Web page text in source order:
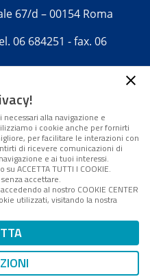
67/d – 00154 Roma
06 684251 - fax. 06
telematica iscritta
del Tribunale di Roma -
- Direttore resp. Michela
a Direzione e
S.p.A. - FPA s.r.l.
sistema di management
- R.E.A. Roma
ISP AWS
sito
alla navigazione e
i cookie anche per fornirti
per facilitare le interazioni con
di ricevere comunicazioni di
e ai tuoi interessi.
ACCETTA TUTTI I COOKIE.
accettare.
al nostro COOKIE CENTER
utilizzati, visitando la nostra